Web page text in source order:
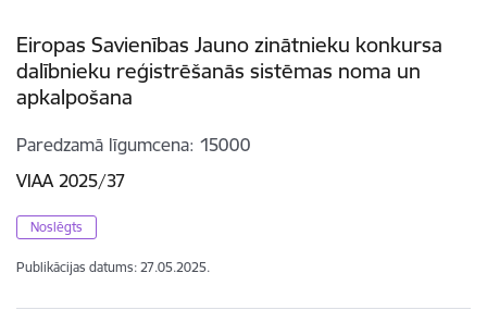
Eiropas Savienības Jauno zinātnieku konkursa
dalībnieku reģistrēšanās sistēmas noma un
apkalpošana
Paredzamā līgumcena 15000
VIAA 2025/37
Noslēgts
Publikācijas datums: 27.05.2025.